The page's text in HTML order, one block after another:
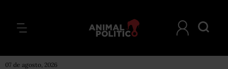
07 de agosto, 2026